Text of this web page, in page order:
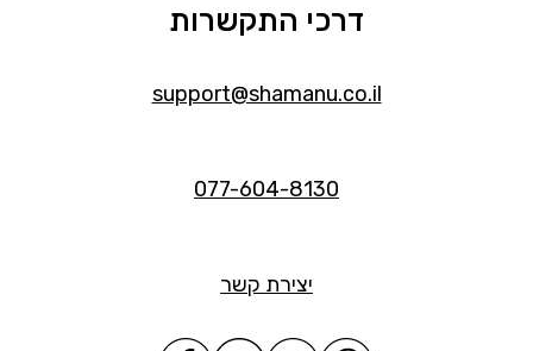
דרכי התקשרות
support@shamanu.co.il
077-604-8130
יצירת קשר